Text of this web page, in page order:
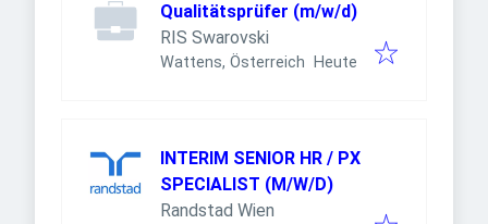
Qualitätsprüfer (m/w/d)
RIS Swarovski
Wattens, Österreich Veröffentlicht
Heute
INTERIM SENIOR HR / PX
SPECIALIST (M/W/D)
Randstad Wien